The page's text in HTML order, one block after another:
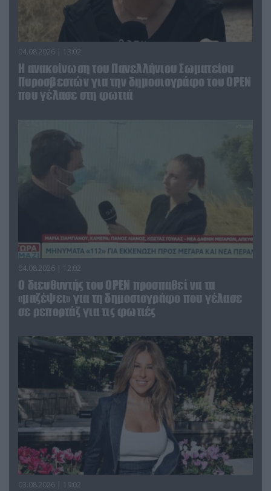
04.08.2026 | 13:02
Η ανακοίνωση του Πανελλήνιου Σωματείου
Πυροσβεστών για την δημοσιογράφο του OPEN
που γέλασε στη φωτιά
04.08.2026 | 12:02
O διευθυντής του OPEN προσπαθεί να τα
«μαζέψει» για τη δημοσιογράφο που γέλασε
σε ρεπορτάζ για τις φωτιές
03.08.2026 | 19:02